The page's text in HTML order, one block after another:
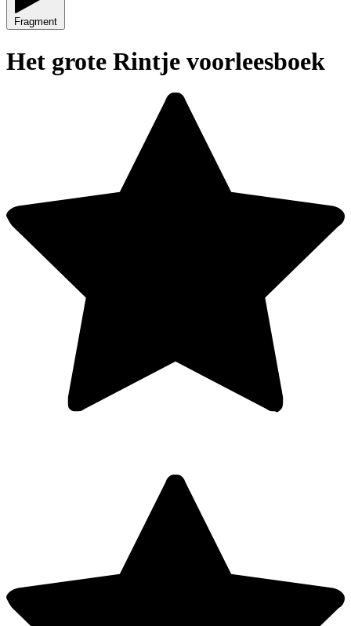
Fragment
Het grote Rintje voorleesboek